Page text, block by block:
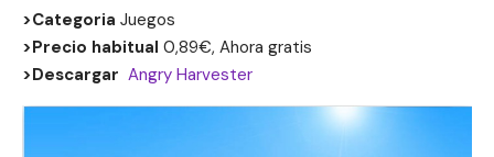
>Categoria Juegos
>Precio habitual 0,89€, Ahora gratis
>Descargar Angry Harvester